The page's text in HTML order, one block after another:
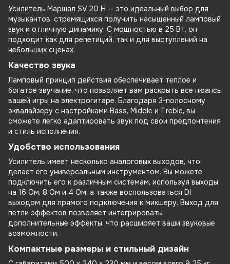
Усилитель Маршал SV 20 H — это идеальный выбор для
музыкантов, стремящихся получить насыщенный ламповый
звук и отличную динамику. С мощностью в 25 Вт, он
подходит как для репетиций, так и для выступлений на
небольших сценах.
Качество звука
Ламповый принцип действия обеспечивает теплое и
богатое звучание, что позволяет вам раскрыть все нюансы
вашей игры на электрогитаре. Благодаря 3-полосному
эквалайзеру с настройками Bass, Middle и Treble, вы
сможете легко адаптировать звук под свои предпочтения
и стиль исполнения.
Удобство использования
Усилитель имеет несколько аналоговых выходов, что
делает его универсальным инструментом. Вы можете
подключить его к различным системам, используя выходы
на 16 Ом, 8 Ом и 4 Ом, а также воспользоваться DI
выходом для прямого подключения к микшеру. Выход для
петли эффектов позволяет интегрировать
дополнительные эффекты, что расширяет ваши звуковые
возможности.
Компактные размеры и стильный дизайн